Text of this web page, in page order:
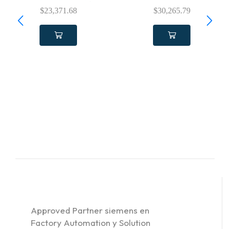
$23,371.68 $30,265.79
Approved Partner siemens en
Factory Automation y Solution